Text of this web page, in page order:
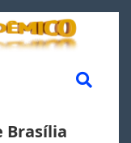
Brasília